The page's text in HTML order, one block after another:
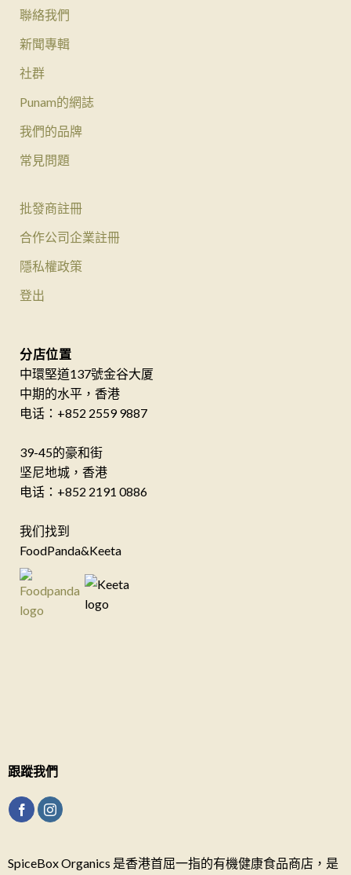
聯絡我們
新聞專輯
社群
Punam的網誌
我們的品牌
常見問題
批發商註冊
合作公司企業註冊
隱私權政策
登出
分店位置
中環堅道137號金谷大厦
中期的水平，香港
电话：+852 2559 9887
39-45的豪和街
坚尼地城，香港
电话：+852 2191 0886
我们找到
FoodPanda&Keeta
跟蹤我們
SpiceBox Organics 是香港首屈一指的有機健康食品商店，是